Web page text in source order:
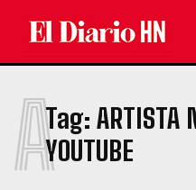
Tag: ARTISTA
YOUTUBE
A